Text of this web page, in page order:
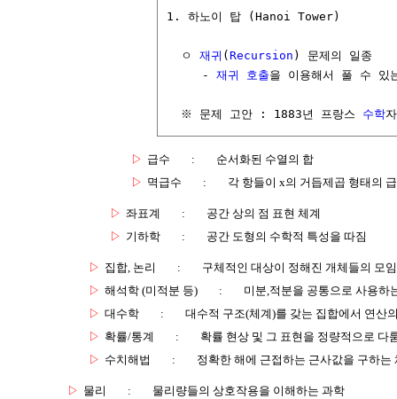
1. 하노이 탑 (Hanoi Tower)
  ㅇ
재귀 (Recursion ) 문제의 일종
     -
재귀 호출을 이용해서 풀 수 있
  ※ 문제 고안 : 1883년 프랑스
수학
▷ 급수 :
순서화된 수열의 합
▷ 멱급수 : 각 항들이 x의 거듭제곱 형태의
▷ 좌표계 :
공간 상의 점 표현 체계
▷ 기하학 : 공간 도형의 수학적 특성을 따짐
▷ 집합, 논리 :
구체적인 대상이 정해진 개체들의 모
▷ 해석학 (미적분 등) :
미분,적분을 공통으로 사용하
▷ 대수학 :
대수적 구조(체계)를 갖는 집합에서 연산
▷ 확률/통계 :
확률 현상 및 그 표현을 정량적으로 다
▷ 수치해법 : 정확한 해에 근접하는 근사값을 구하는
▷ 물리 :
물리량들의 상호작용을 이해하는 과학